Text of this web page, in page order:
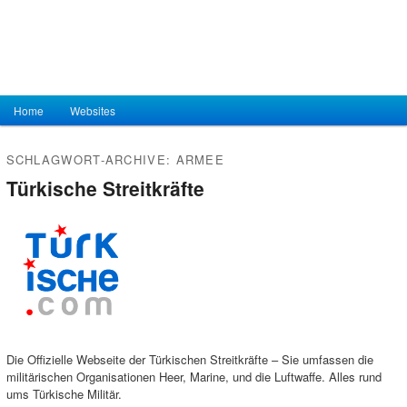
Hauptmenü
Zum Inhalt wechseln
Zum sekundären Inhalt wechseln
Home Websites
SCHLAGWORT-ARCHIVE: ARMEE
Türkische Streitkräfte
Die Offizielle Webseite der Türkischen Streitkräfte – Sie umfassen die
militärischen Organisationen Heer, Marine, und die Luftwaffe. Alles rund
ums Türkische Militär.